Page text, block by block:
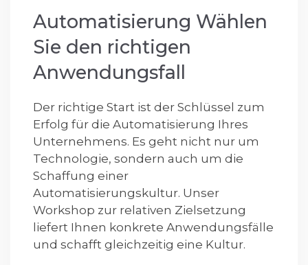
Automatisierung Wählen
Sie den richtigen
Anwendungsfall
Der richtige Start ist der Schlüssel zum
Erfolg für die Automatisierung Ihres
Unternehmens. Es geht nicht nur um
Technologie, sondern auch um die
Schaffung einer
Automatisierungskultur. Unser
Workshop zur relativen Zielsetzung
liefert Ihnen konkrete Anwendungsfälle
und schafft gleichzeitig eine Kultur.